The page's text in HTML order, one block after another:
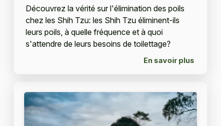
Découvrez la vérité sur l'élimination des poils
chez les Shih Tzu: les Shih Tzu éliminent-ils
leurs poils, à quelle fréquence et à quoi
s'attendre de leurs besoins de toilettage?
En savoir plus